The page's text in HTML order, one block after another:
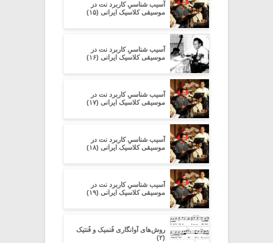
آسیب شناسیِ کاربرد نت در
موسیقی کلاسیک ایرانی (۱۵)
آسیب شناسیِ کاربرد نت در
موسیقی کلاسیک ایرانی (۱۶)
آسیب شناسیِ کاربرد نت در
موسیقی کلاسیک ایرانی (۱۷)
آسیب شناسیِ کاربرد نت در
موسیقی کلاسیک ایرانی (۱۸)
آسیب شناسیِ کاربرد نت در
موسیقی کلاسیک ایرانی (۱۹)
روش‌های آوانگاری فُنمیک و فُنتیک
(۲)